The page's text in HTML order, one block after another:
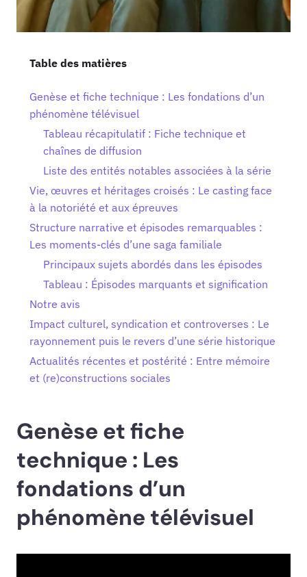
Table des matières
Genèse et fiche technique : Les fondations d’un
phénomène télévisuel
Tableau récapitulatif : Fiche technique et
chaînes de diffusion
Liste des entités notables associées à la série
Vie, œuvres et héritages croisés : Le casting face
à la notoriété et aux épreuves
Structure narrative et épisodes remarquables :
Les moments-clés d’une saga familiale
Principaux sujets abordés dans les épisodes
Tableau : Épisodes marquants et signification
Notre avis
Impact culturel, syndication et controverses : Le
rayonnement puis le revers d’une série historique
Actualités récentes et postérité : Entre mémoire
et (re)constructions sociales
Genèse et fiche
technique : Les
fondations d’un
phénomène télévisuel